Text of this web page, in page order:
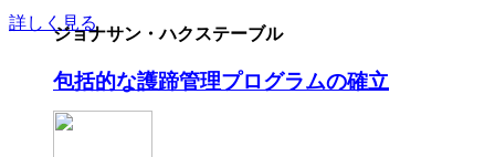
詳しく見る
ジョナサン・ハクステーブル
包括的な護蹄管理プログラムの確立